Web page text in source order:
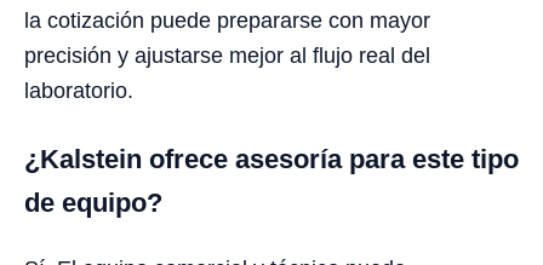
la cotización puede prepararse con mayor
precisión y ajustarse mejor al flujo real del
laboratorio.
¿Kalstein ofrece asesoría para este tipo
de equipo?